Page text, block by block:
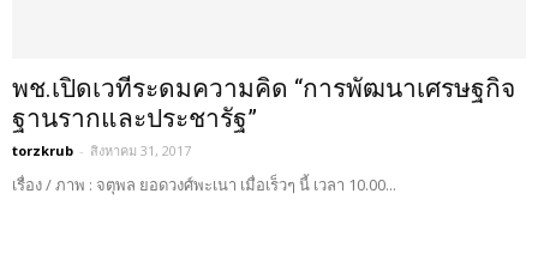
พช.เปิดเวทีระดมความคิด “การพัฒนาเศรษฐกิจ
ฐานรากและประชารัฐ”
torzkrub - สิงหาคม 31, 2017
เรื่อง / ภาพ : จตุพล ยอดวงศ์พะเนา เมื่อเร็วๆ นี้ เวลา 10.00...